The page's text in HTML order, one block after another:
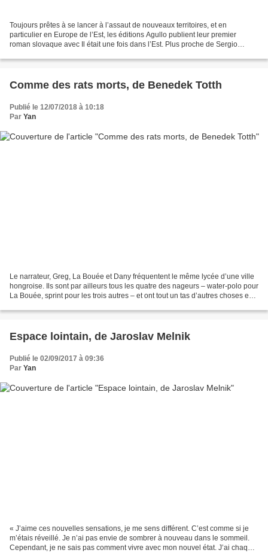
Toujours prêtes à se lancer à l’assaut de nouveaux territoires, et en
particulier en Europe de l’Est, les éditions Agullo publient leur premier
roman slovaque avec Il était une fois dans l’Est. Plus proche de Sergio
Comme des rats morts, de Benedek Totth
Publié le 12/07/2018 à 10:18
Par Yan
Le narrateur, Greg, La Bouée et Dany fréquentent le même lycée d’une ville
hongroise. Ils sont par ailleurs tous les quatre des nageurs – water-polo pour
La Bouée, sprint pour les trois autres – et ont tout un tas d’autres choses en
Espace lointain, de Jaroslav Melnik
Publié le 02/09/2017 à 09:36
Par Yan
« J’aime ces nouvelles sensations, je me sens différent. C’est comme si je
m’étais réveillé. Je n’ai pas envie de sombrer à nouveau dans le sommeil.
Cependant, je ne sais pas comment vivre avec mon nouvel état. J’ai chaque